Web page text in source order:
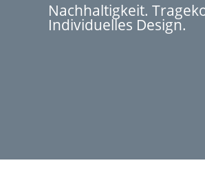
Nachhaltigkeit.
Individuelles Design.